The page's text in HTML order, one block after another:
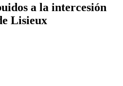
a la intercesión
Lisieux